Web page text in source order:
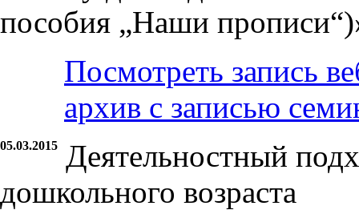
пособия „Наши
Посмотреть запись
архив с записью
05.03.2015 Деятельностный
дошкольного возраста